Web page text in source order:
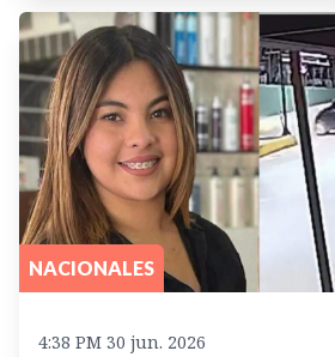
NACIONALES
4:38 PM 30 jun. 2026